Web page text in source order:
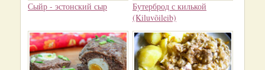
Сыйр - эстонский сыр
Бутерброд с килькой
(Kiluvõileib)